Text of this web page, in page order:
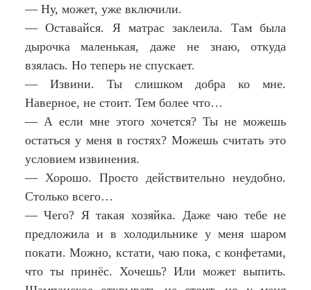
— Ну, может, уже включили.
— Оставайся. Я матрас заклеила. Там была
дырочка маленькая, даже не знаю, откуда
взялась. Но теперь не спускает.
— Извини. Ты слишком добра ко мне.
Наверное, не стоит. Тем более что…
— А если мне этого хочется? Ты не можешь
остаться у меня в гостях? Можешь считать это
условием извинения.
— Хорошо. Просто действительно неудобно.
Столько всего…
— Чего? Я такая хозяйка. Даже чаю тебе не
предложила и в холодильнике у меня шаром
покати. Можно, кстати, чаю пока, с конфетами,
что ты принёс. Хочешь? Или может выпить.